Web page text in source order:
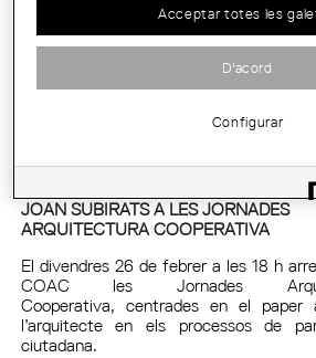
El dissabte 27 de febrer se celebra al
segon dia de les Jornades
Cooperativa. Les xerrades previstes són:
Demarcació:Barcelona
JOAN SUBIRATS A LES JORNADES
ARQUITECTURA COOPERATIVA
El divendres 26 de febrer a les 18 h
COAC les Jornades
Cooperativa, centrades en el paper
l’arquitecte en els processos de
ciutadana.
Acceptar totes les
D'acord
Configurar